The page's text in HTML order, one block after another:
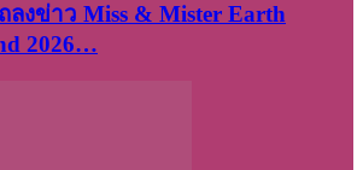
ลงข่าว Miss & Mister Earth
2026…